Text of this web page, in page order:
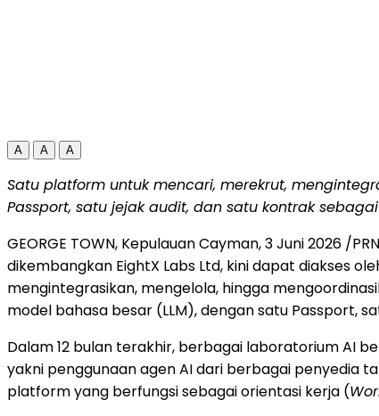
A A A
Satu platform untuk mencari, merekrut,
Passport, satu jejak audit, dan satu kontrak
GEORGE TOWN, Kepulauan Cayman, 3 Juni 2026
dikembangkan EightX Labs Ltd, kini dapat diakses
mengintegrasikan, mengelola, hingga
model bahasa besar (LLM), dengan satu Passport,
Dalam 12 bulan terakhir, berbagai laboratorium AI
yakni penggunaan agen AI dari berbagai penyedia
platform yang berfungsi sebagai orientasi kerja (